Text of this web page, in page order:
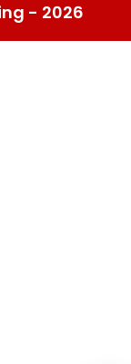
- 2026